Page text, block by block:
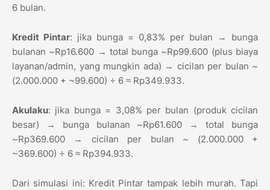
6 bulan.
Kredit Pintar: jika bunga = 0,83% per bulan → bunga
bulanan ~Rp16.600 → total bunga ~Rp99.600 (plus biaya
layanan/admin, yang mungkin ada) → cicilan per bulan ~
(2.000.000 + ~99.600) ÷ 6 ≈ Rp349.933.
Akulaku: jika bunga = 3,08% per bulan (produk cicilan
besar) → bunga bulanan ~Rp61.600 → total bunga
~Rp369.600 → cicilan per bulan ~ (2.000.000 +
~369.600) ÷ 6 ≈ Rp394.933.
Dari simulasi ini: Kredit Pintar tampak lebih murah. Tapi